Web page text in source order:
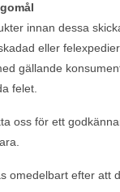
innan dessa
eller
gällande
felet.
oss för ett
omedelbart efter att